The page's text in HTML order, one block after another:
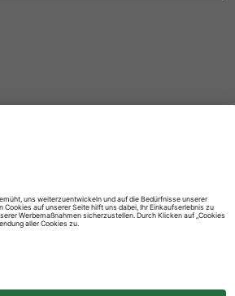
4 Verkaufs- und 2 Bewertungsplattformen